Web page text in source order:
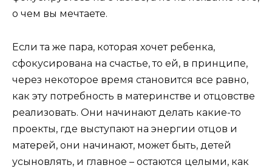
о чем вы мечтаете.
Если та же пара, которая хочет ребенка,
сфокусирована на счастье, то ей, в принципе,
через некоторое время становится все равно,
как эту потребность в материнстве и отцовстве
реализовать. Они начинают делать какие-то
проекты, где выступают на энергии отцов и
матерей, они начинают, может быть, детей
усыновлять, и главное – остаются целыми, как